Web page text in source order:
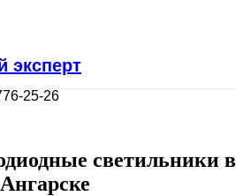
эксперт
25-26
светильники в
Ангарске